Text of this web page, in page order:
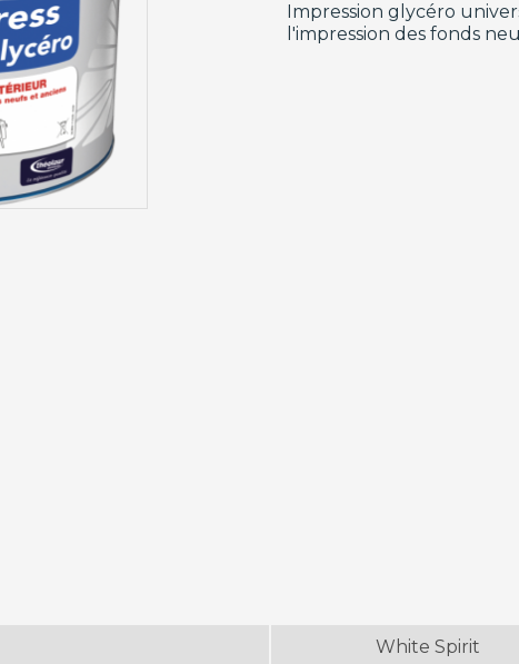
Impression glycéro
l'impression des fonds
White Spirit